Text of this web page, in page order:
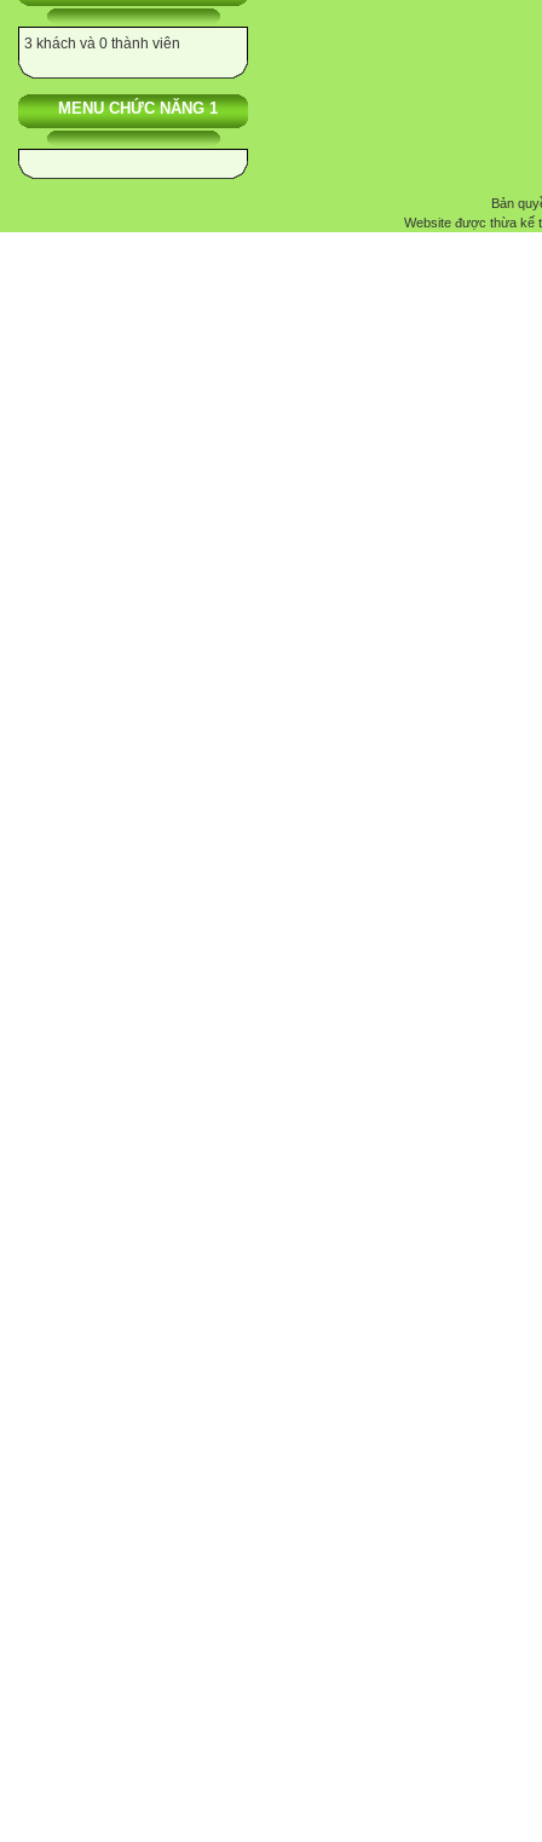
3 khách và 0 thành viên
MENU CHỨC NĂNG 1
Bản
Website được thừa kế